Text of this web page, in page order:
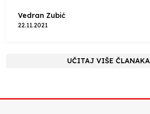
Vedran Zubić
22.11.2021
UČITAJ VIŠE ČLANAKA